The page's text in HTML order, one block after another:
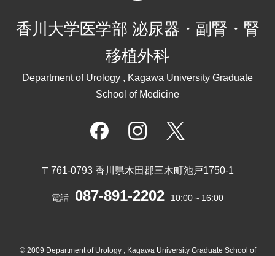
香川大学医学部 泌尿器・副腎・腎
移植外科
Department of Urology , Kagawa University Graduate
School of Medicine
〒761-0793 香川県木田郡三木町池戸1750-1
電話 087-891-2202 10:00～16:00
© 2009 Department of Urology , Kagawa University Graduate School of